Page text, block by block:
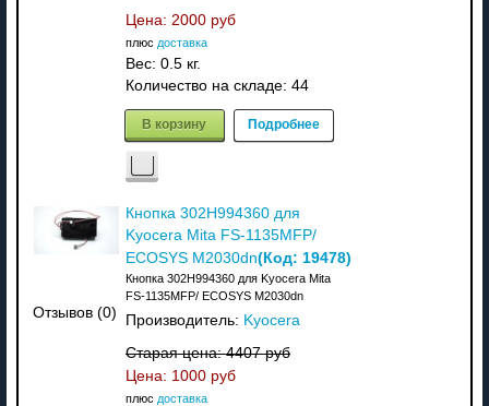
Цена: 2000 руб
плюс доставка
Вес: 0.5 кг.
Количество на складе: 44
В корзину Подробнее
Отзывов (0)
Кнопка 302H994360 для
Kyocera Mita FS-1135MFP/
ECOSYS M2030dn(Код: 19478)
Кнопка 302H994360 для Kyocera Mita
FS-1135MFP/ ECOSYS M2030dn
Производитель: Kyocera
Старая цена:4407 руб
Цена: 1000 руб
плюс доставка